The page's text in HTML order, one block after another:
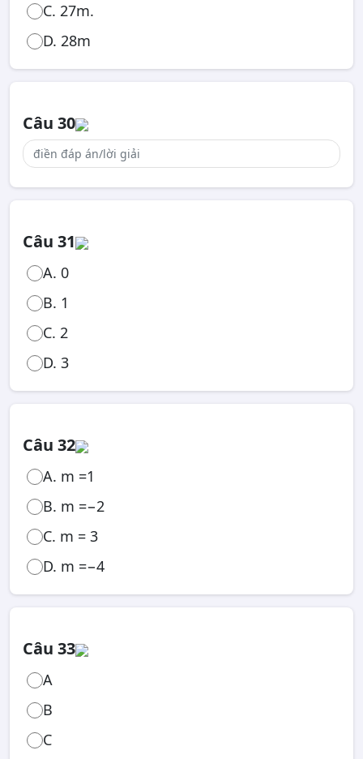
C. 27m.
D. 28m
Câu 30
Câu 31
A. 0
B. 1
C. 2
D. 3
Câu 32
A. m =1
B. m =−2
C. m = 3
D. m =−4
Câu 33
A
B
C